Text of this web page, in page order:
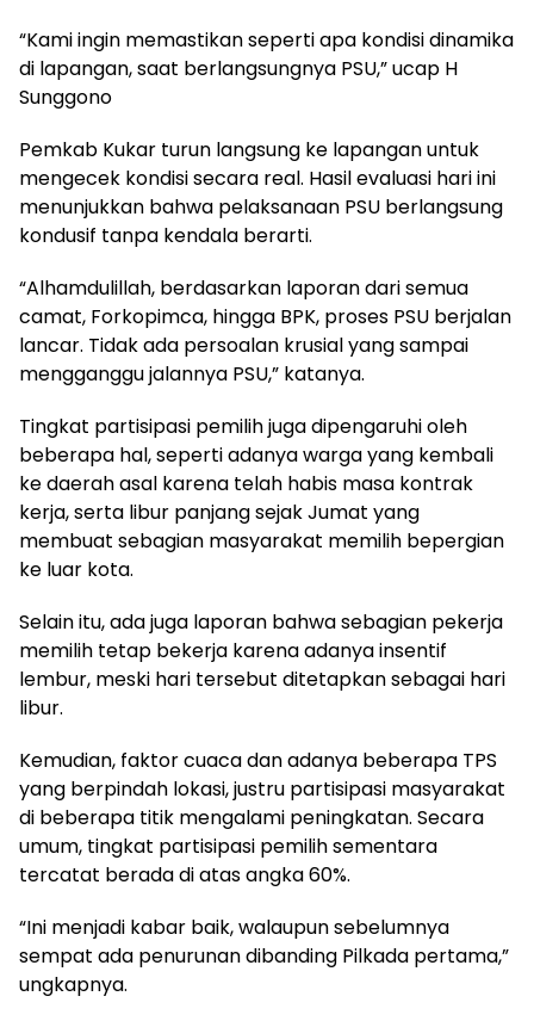
“Kami ingin memastikan seperti apa kondisi dinamika
di lapangan, saat berlangsungnya PSU,” ucap H
Sunggono
Pemkab Kukar turun langsung ke lapangan untuk
mengecek kondisi secara real. Hasil evaluasi hari ini
menunjukkan bahwa pelaksanaan PSU berlangsung
kondusif tanpa kendala berarti.
“Alhamdulillah, berdasarkan laporan dari semua
camat, Forkopimca, hingga BPK, proses PSU berjalan
lancar. Tidak ada persoalan krusial yang sampai
mengganggu jalannya PSU,” katanya.
Tingkat partisipasi pemilih juga dipengaruhi oleh
beberapa hal, seperti adanya warga yang kembali
ke daerah asal karena telah habis masa kontrak
kerja, serta libur panjang sejak Jumat yang
membuat sebagian masyarakat memilih bepergian
ke luar kota.
Selain itu, ada juga laporan bahwa sebagian pekerja
memilih tetap bekerja karena adanya insentif
lembur, meski hari tersebut ditetapkan sebagai hari
libur.
Kemudian, faktor cuaca dan adanya beberapa TPS
yang berpindah lokasi, justru partisipasi masyarakat
di beberapa titik mengalami peningkatan. Secara
umum, tingkat partisipasi pemilih sementara
tercatat berada di atas angka 60%.
“Ini menjadi kabar baik, walaupun sebelumnya
sempat ada penurunan dibanding Pilkada pertama,”
ungkapnya.